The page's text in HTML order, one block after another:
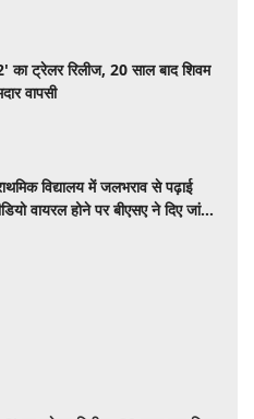
का ट्रेलर रिलीज, 20 साल बाद शिवम
वापसी
विद्यालय में जलभराव से पढ़ाई
वायरल होने पर बीएसए ने दिए जांच